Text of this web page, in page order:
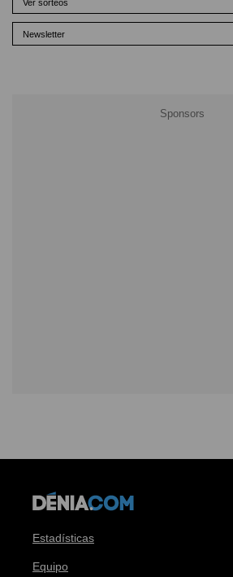
Ver sorteos
Newsletter
Estadísticas
Equipo